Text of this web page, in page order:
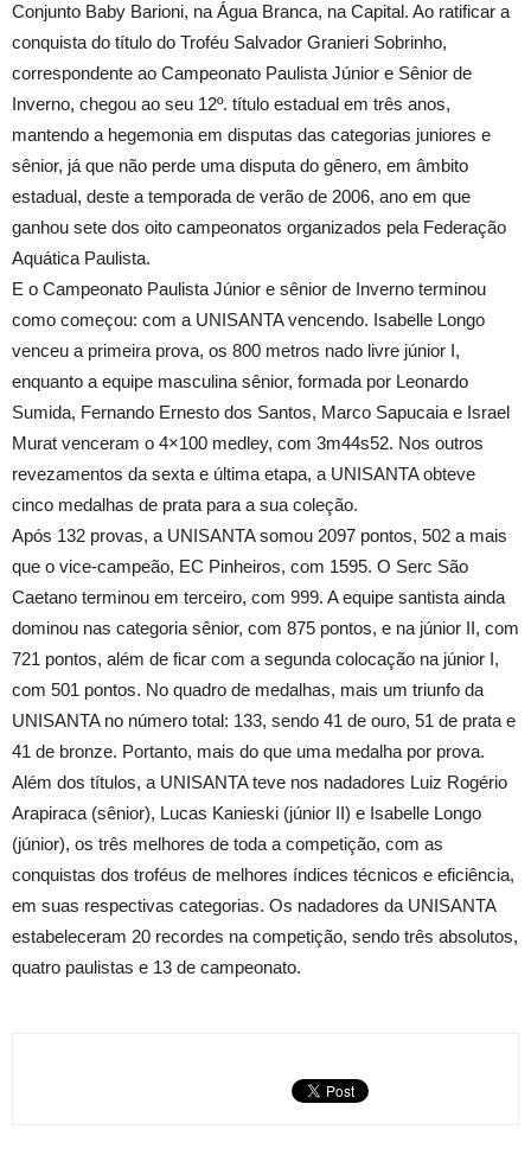
Conjunto Baby Barioni, na Água Branca, na Capital. Ao ratificar a
conquista do título do Troféu Salvador Granieri Sobrinho,
correspondente ao Campeonato Paulista Júnior e Sênior de
Inverno, chegou ao seu 12º. título estadual em três anos,
mantendo a hegemonia em disputas das categorias juniores e
sênior, já que não perde uma disputa do gênero, em âmbito
estadual, deste a temporada de verão de 2006, ano em que
ganhou sete dos oito campeonatos organizados pela Federação
Aquática Paulista.
E o Campeonato Paulista Júnior e sênior de Inverno terminou
como começou: com a UNISANTA vencendo. Isabelle Longo
venceu a primeira prova, os 800 metros nado livre júnior I,
enquanto a equipe masculina sênior, formada por Leonardo
Sumida, Fernando Ernesto dos Santos, Marco Sapucaia e Israel
Murat venceram o 4×100 medley, com 3m44s52. Nos outros
revezamentos da sexta e última etapa, a UNISANTA obteve
cinco medalhas de prata para a sua coleção.
Após 132 provas, a UNISANTA somou 2097 pontos, 502 a mais
que o vice-campeão, EC Pinheiros, com 1595. O Serc São
Caetano terminou em terceiro, com 999. A equipe santista ainda
dominou nas categoria sênior, com 875 pontos, e na júnior II, com
721 pontos, além de ficar com a segunda colocação na júnior I,
com 501 pontos. No quadro de medalhas, mais um triunfo da
UNISANTA no número total: 133, sendo 41 de ouro, 51 de prata e
41 de bronze. Portanto, mais do que uma medalha por prova.
Além dos títulos, a UNISANTA teve nos nadadores Luiz Rogério
Arapiraca (sênior), Lucas Kanieski (júnior II) e Isabelle Longo
(júnior), os três melhores de toda a competição, com as
conquistas dos troféus de melhores índices técnicos e eficiência,
em suas respectivas categorias. Os nadadores da UNISANTA
estabeleceram 20 recordes na competição, sendo três absolutos,
quatro paulistas e 13 de campeonato.